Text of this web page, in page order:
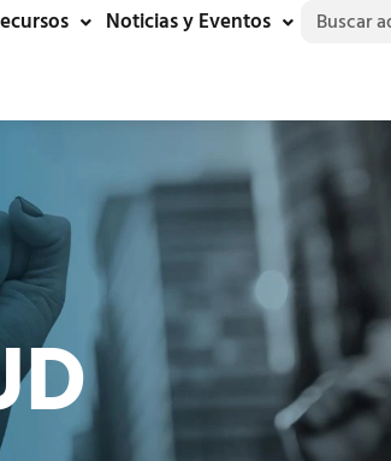
Noticias y Eventos Buscar: